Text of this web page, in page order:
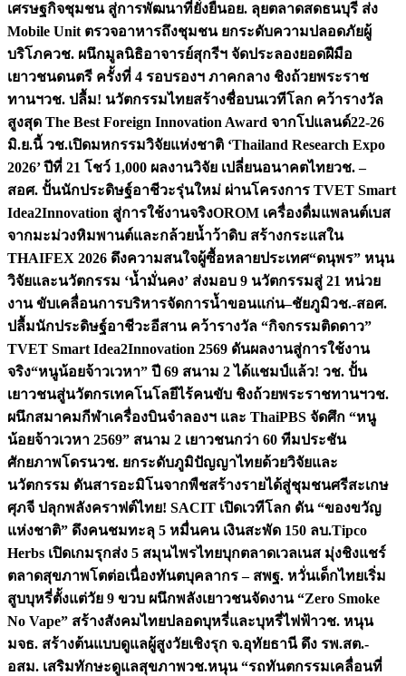
เศรษฐกิจชุมชน สู่การพัฒนาที่ยั่งยืนอย. ลุยตลาดสดธนบุรี ส่ง
Mobile Unit ตรวจอาหารถึงชุมชน ยกระดับความปลอดภัยผู้
บริโภควช. ผนึกมูลนิธิอาจารย์สุกรีฯ จัดประลองยอดฝีมือ
เยาวชนดนตรี ครั้งที่ 4 รอบรองฯ ภาคกลาง ชิงถ้วยพระราช
ทานฯวช. ปลื้ม! นวัตกรรมไทยสร้างชื่อบนเวทีโลก คว้ารางวัล
สูงสุด The Best Foreign Innovation Award จากโปแลนด์22-26
มิ.ย.นี้ วช.เปิดมหกรรมวิจัยแห่งชาติ ‘Thailand Research Expo
2026’ ปีที่ 21 โชว์ 1,000 ผลงานวิจัย เปลี่ยนอนาคตไทยวช. –
สอศ. ปั้นนักประดิษฐ์อาชีวะรุ่นใหม่ ผ่านโครงการ TVET Smart
Idea2Innovation สู่การใช้งานจริงOROM เครื่องดื่มแพลนต์เบส
จากมะม่วงหิมพานต์และกล้วยน้ำว้าดิบ สร้างกระแสใน
THAIFEX 2026 ดึงความสนใจผู้ซื้อหลายประเทศ“ดนุพร” หนุน
วิจัยและนวัตกรรม ‘น้ำมั่นคง’ ส่งมอบ 9 นวัตกรรมสู่ 21 หน่วย
งาน ขับเคลื่อนการบริหารจัดการน้ำขอนแก่น–ชัยภูมิวช.-สอศ.
ปลื้มนักประดิษฐ์อาชีวะอีสาน คว้ารางวัล “กิจกรรมติดดาว”
TVET Smart Idea2Innovation 2569 ดันผลงานสู่การใช้งาน
จริง“หนูน้อยจ้าวเวหา” ปี 69 สนาม 2 ได้แชมป์แล้ว! วช. ปั้น
เยาวชนสู่นวัตกรเทคโนโลยีไร้คนขับ ชิงถ้วยพระราชทานฯวช.
ผนึกสมาคมกีฬาเครื่องบินจำลองฯ และ ThaiPBS จัดศึก “หนู
น้อยจ้าวเวหา 2569” สนาม 2 เยาวชนกว่า 60 ทีมประชัน
ศักยภาพโดรนวช. ยกระดับภูมิปัญญาไทยด้วยวิจัยและ
นวัตกรรม ดันสารอะมิโนจากพืชสร้างรายได้สู่ชุมชนศรีสะเกษ
ศุภจี ปลุกพลังคราฟต์ไทย! SACIT เปิดเวทีโลก ดัน “ของขวัญ
แห่งชาติ” ดึงคนชมทะลุ 5 หมื่นคน เงินสะพัด 150 ลบ.Tipco
Herbs เปิดเกมรุกส่ง 5 สมุนไพรไทยบุกตลาดเวลเนส มุ่งชิงแชร์
ตลาดสุขภาพโตต่อเนื่องทันตบุคลากร – สพฐ. หวั่นเด็กไทยเริ่ม
สูบบุหรี่ตั้งแต่วัย 9 ขวบ ผนึกพลังเยาวชนจัดงาน “Zero Smoke
No Vape” สร้างสังคมไทยปลอดบุหรี่และบุหรี่ไฟฟ้าวช. หนุน
มจธ. สร้างต้นแบบดูแลผู้สูงวัยเชิงรุก จ.อุทัยธานี ดึง รพ.สต.-
อสม. เสริมทักษะดูแลสุขภาพวช.หนุน “รถทันตกรรมเคลื่อนที่